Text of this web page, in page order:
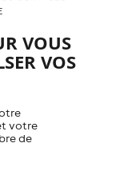
VOUS
VOS
votre
de